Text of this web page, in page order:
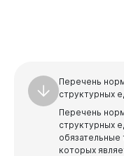
Перечень
структурных
Перечень
структурных
которых